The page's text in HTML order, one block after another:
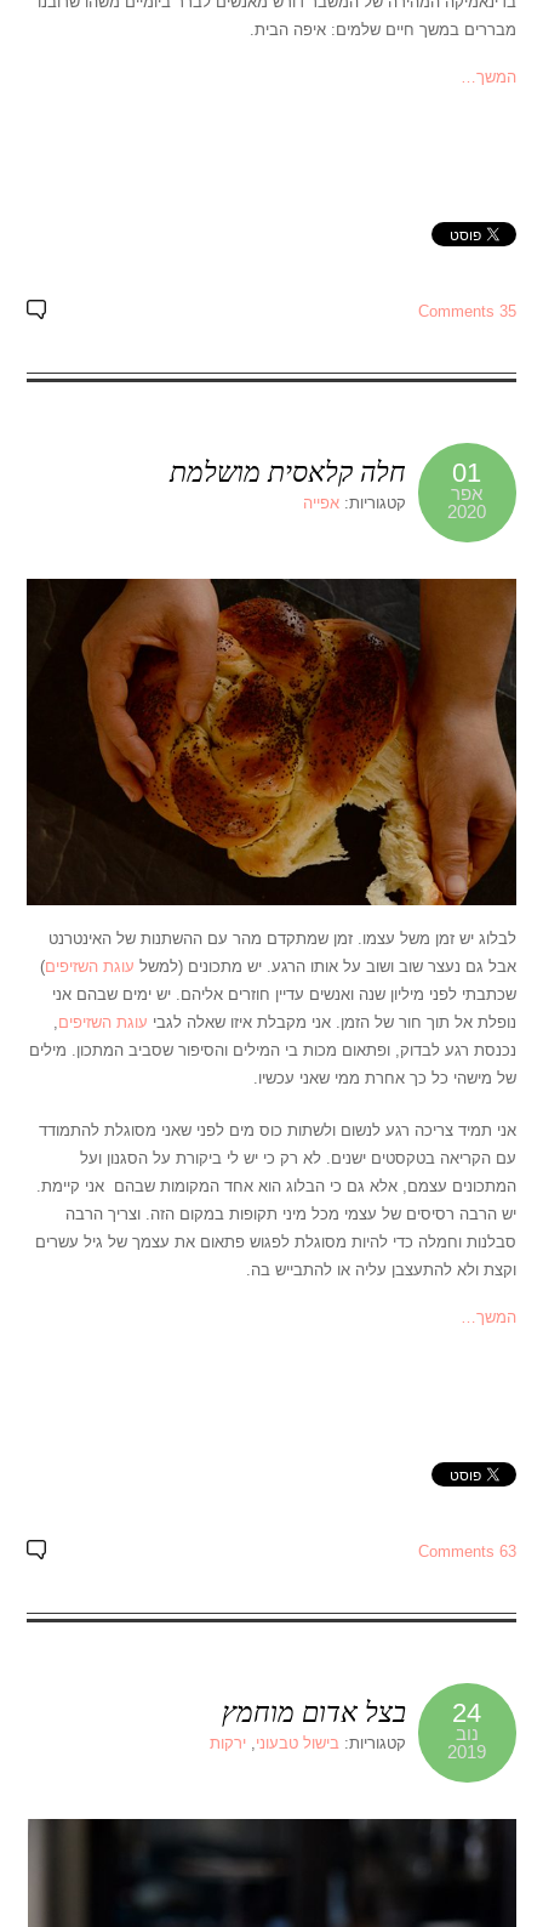
מבררים במשך חיים שלמים: איפה הבית.
המשך…
35 Comments
01
אפר
2020
חלה קלאסית מושלמת
קטגוריות:אפייה
לבלוג יש זמן משל עצמו. זמן שמתקדם מהר עם ההשתנות של האינטרנט
אבל גם נעצר שוב ושוב על אותו הרגע. יש מתכונים (למשל עוגת השזיפים)
שכתבתי לפני מיליון שנה ואנשים עדיין חוזרים אליהם. יש ימים שבהם אני
נופלת אל תוך חור של הזמן. אני מקבלת איזו שאלה לגבי עוגת השזיפים
נכנסת רגע לבדוק, ופתאום מכות בי המילים והסיפור שסביב המתכון. מילים
של מישהי כל כך אחרת ממי שאני עכשיו.
אני תמיד צריכה רגע לנשום ולשתות כוס מים לפני שאני מסוגלת להתמודד
עם הקריאה בטקסטים ישנים. לא רק כי יש לי ביקורת על הסגנון ועל
המתכונים עצמם, אלא גם כי הבלוג הוא אחד המקומות שבהם אני קיימת.
יש הרבה רסיסים של עצמי מכל מיני תקופות במקום הזה. וצריך הרבה
סבלנות וחמלה כדי להיות מסוגלת לפגוש פתאום את עצמך של גיל עשרים
וקצת ולא להתעצבן עליה או להתבייש בה.
המשך…
63 Comments
24
נוב
2019
בצל אדום מוחמץ
קטגוריות: בישול טבעוני ,ירקות